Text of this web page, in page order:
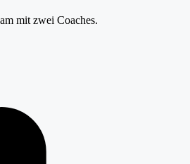
mit zwei Coaches.